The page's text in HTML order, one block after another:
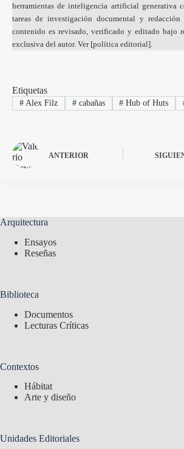
herramientas de inteligencia artificial generativa
tareas de investigación documental y redacción
contenido es revisado, verificado y editado bajo
exclusiva del autor. Ver [política editorial].
Etiquetas
#Alex Filz #cabañas # Hub of Huts
ANTERIOR
Arquitectura
Ensayos
Reseñas
Biblioteca
Documentos
Lecturas Críticas
Contextos
Hábitat
Arte y diseño
Unidades Editoriales